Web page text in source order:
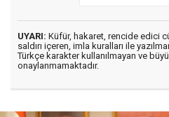
UYARI: Küfür, hakaret, rencide edici
saldırı içeren, imla kuralları ile
Türkçe karakter kullanılmayan ve
onaylanmamaktadır.